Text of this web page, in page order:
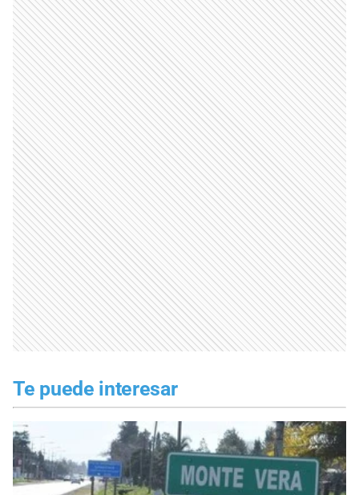
Te puede interesar